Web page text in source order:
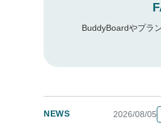
BuddyBoardやプラ
NEWS 2026/08/05